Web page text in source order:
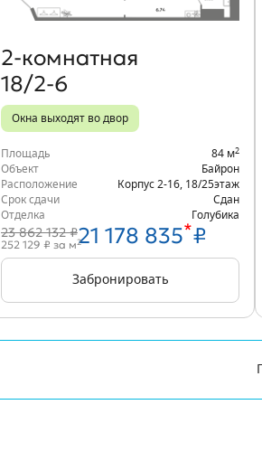
2‑комнатная
18/2-6
Окна выходят во двор
Площадь 84 м2
Объект
Байрон
Расположение
Корпус 2-16 18/25этаж
Срок сдачи
Сдан
Отделка
Голубика
23 862 132 ₽21 178 835*₽
252 129 ₽ за м2
Забронировать